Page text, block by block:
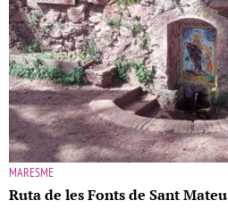
MARESME
Ruta de les Fonts de Sant Mateu